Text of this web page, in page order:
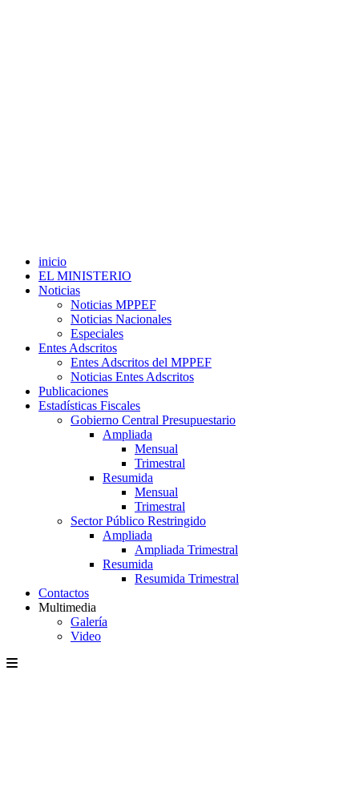
inicio
EL MINISTERIO
Noticias
Noticias MPPEF
Noticias Nacionales
Especiales
Entes Adscritos
Entes Adscritos del MPPEF
Noticias Entes Adscritos
Publicaciones
Estadísticas Fiscales
Gobierno Central Presupuestario
Ampliada
Mensual
Trimestral
Resumida
Mensual
Trimestral
Sector Público Restringido
Ampliada
Ampliada Trimestral
Resumida
Resumida Trimestral
Contactos
Multimedia
Galería
Video